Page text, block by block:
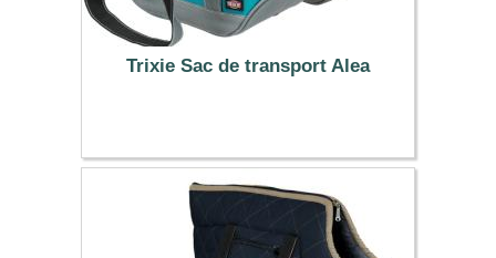
Trixie Sac de transport Alea
21.99 €